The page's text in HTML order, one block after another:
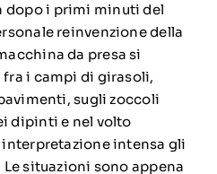
dopo i primi minuti del
reinvenzione della
da presa si
fra i campi di girasoli,
sugli zoccoli
dipinti e nel volto
interpretazione intensa gli
Le situazioni sono appena